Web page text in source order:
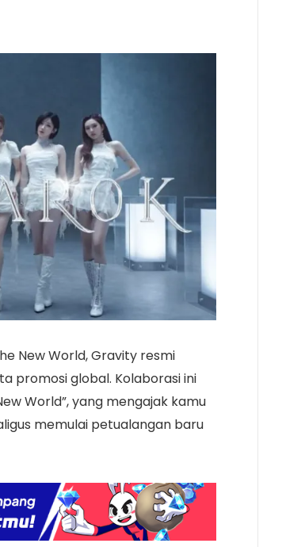
New World, Gravity resmi
promosi global. Kolaborasi ini
World”, yang mengajak kamu
memulai petualangan baru